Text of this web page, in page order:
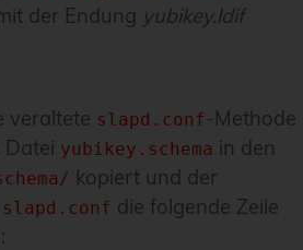
der Endung yubikey.ldif
veraltete slapd.conf -Methode
Datei yubikey.schema in den
kopiert und der
slapd.conf die folgende Zeile